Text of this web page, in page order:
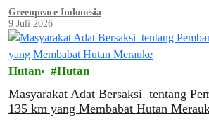
yang dimulai tahun ini menghadapi tembok
Greenpeace Indonesia
9 Juli 2026
Hutan Hutan
Masyarakat Adat Bersaksi tentang
135 km yang Membabat Hutan